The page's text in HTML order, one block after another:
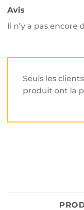
Avis
Il n’y a pas encore
Seuls les
produit ont la